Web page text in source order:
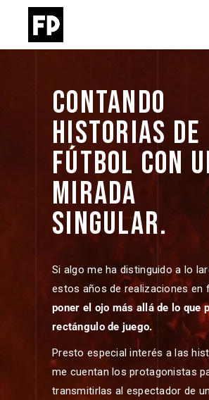
CONTANDO
HISTORIAS DE
FÚTBOL CON
MIRADA
SINGULAR.
Si algo me ha distinguido a lo
estos años de realizaciones en
poner el ojo más allá de lo que
rectángulo de juego.
Presto especial interés a las
me cuentan los protagonistas
transmitirlas al espectador de